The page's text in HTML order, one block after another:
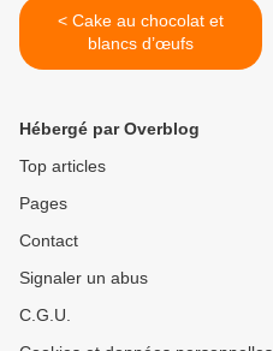
< Cake au chocolat et
blancs d’œufs
Hébergé par Overblog
Top articles
Pages
Contact
Signaler un abus
C.G.U.